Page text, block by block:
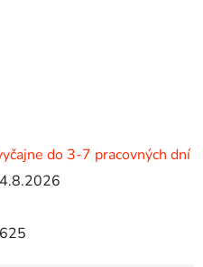
do 3-7 pracovných dní